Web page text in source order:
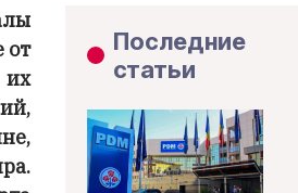
от
их
Последние
статьи